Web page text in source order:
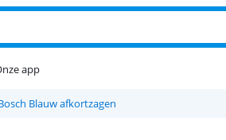
app
Blauw afkortzagen